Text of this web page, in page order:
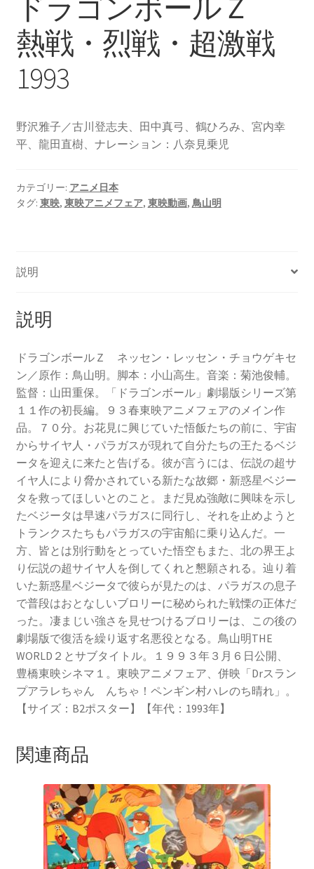
ドラゴンボールＺ
熱戦・烈戦・超激戦
1993
野沢雅子／古川登志夫、田中真弓、鶴ひろみ、宮内幸
平、龍田直樹、ナレーション：八奈見乗児
カテゴリー: アニメ日本
タグ: 東映, 東映アニメフェア, 東映動画, 鳥山明
説明
説明
ドラゴンボールＺ ネッセン・レッセン・チョウゲキセ
ン／原作：鳥山明。脚本：小山高生。音楽：菊池俊輔。
監督：山田重保。「ドラゴンボール」劇場版シリーズ第
１１作の初長編。９３春東映アニメフェアのメイン作
品。７０分。お花見に興じていた悟飯たちの前に、宇宙
からサイヤ人・パラガスが現れて自分たちの王たるベジ
ータを迎えに来たと告げる。彼が言うには、伝説の超サ
イヤ人により脅かされている新たな故郷・新惑星ベジー
タを救ってほしいとのこと。まだ見ぬ強敵に興味を示し
たベジータは早速パラガスに同行し、それを止めようと
トランクスたちもパラガスの宇宙船に乗り込んだ。一
方、皆とは別行動をとっていた悟空もまた、北の界王よ
り伝説の超サイヤ人を倒してくれと懇願される。辿り着
いた新惑星ベジータで彼らが見たのは、パラガスの息子
で普段はおとなしいブロリーに秘められた戦慄の正体だ
った。凄まじい強さを見せつけるブロリーは、この後の
劇場版で復活を繰り返す名悪役となる。鳥山明THE
WORLD２とサブタイトル。１９９３年３月６日公開、
豊橋東映シネマ１。東映アニメフェア、併映「Drスラン
プアラレちゃん んちゃ！ペンギン村ハレのち晴れ」。
【サイズ：B2ポスター】【年代：1993年】
関連商品